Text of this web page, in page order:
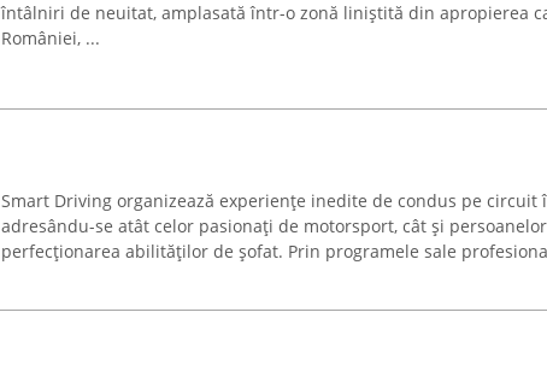
întâlniri de neuitat, amplasată într-o zonă liniștită din apropierea
României, ...
Smart Driving organizează experiențe inedite de condus pe circuit
adresându-se atât celor pasionați de motorsport, cât și
perfecționarea abilităților de șofat. Prin programele sale